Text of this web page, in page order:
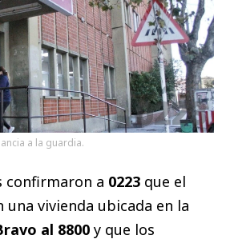
a la guardia.
confirmaron a 0223 que el
una vivienda ubicada en la
al 8800 y que los